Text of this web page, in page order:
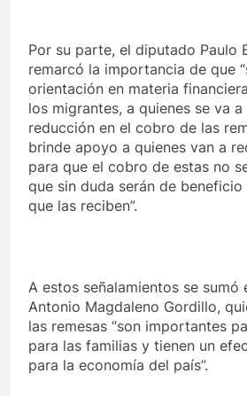
Por su parte, el diputado Paulo
remarcó la importancia de que
orientación en materia
los migrantes, a quienes se va
reducción en el cobro de las
brinde apoyo a quienes van a
para que el cobro de estas no
que sin duda serán de
que las reciben”.
A estos señalamientos se sumó
Antonio Magdaleno Gordillo,
las remesas “son importantes
para las familias y tienen un
para la economía del país”.